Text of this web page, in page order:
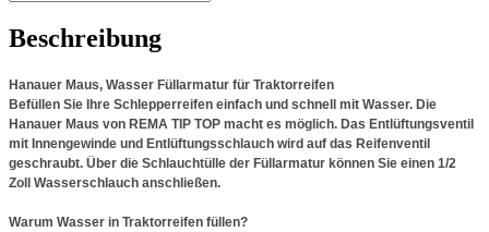
Beschreibung
Hanauer Maus, Wasser Füllarmatur für Traktorreifen
Befüllen Sie Ihre Schlepperreifen einfach und schnell mit Wasser. Die
Hanauer Maus von REMA TIP TOP macht es möglich. Das Entlüftungsventil
mit Innengewinde und Entlüftungsschlauch wird auf das Reifenventil
geschraubt. Über die Schlauchtülle der Füllarmatur können Sie einen 1/2
Zoll Wasserschlauch anschließen.
Warum Wasser in Traktorreifen füllen?